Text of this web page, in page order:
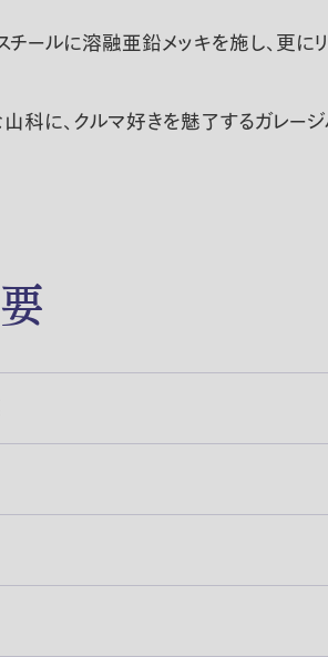
ールに溶融亜鉛メッキを施し、更に
科に、クルマ好きを魅了するガレージ